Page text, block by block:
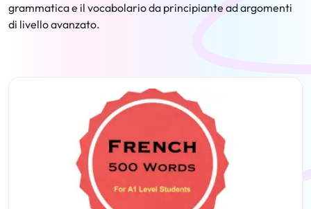
grammatica e il vocabolario da principiante ad argomenti
di livello avanzato.